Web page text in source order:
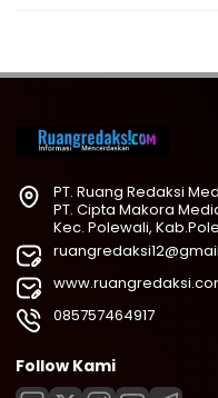
PT. Ruang Redaksi
PT. Cipta Makora
Kec. Polewali,
085757464917
Follow Kami